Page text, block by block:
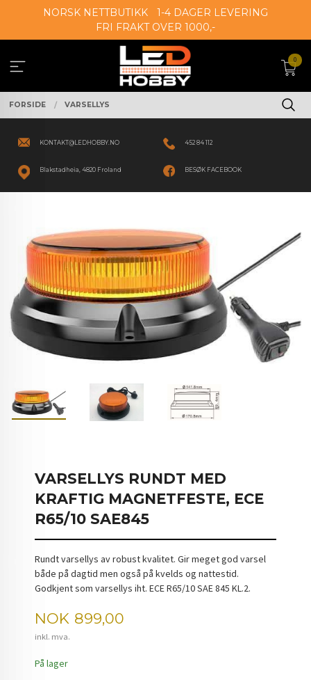
NORSK NETTBUTIKK
1-4 DAGER LEVERING
FRI FRAKT OVER 1000,-
0
FORSIDE VARSELLYS
KONTAKT@LEDHOBBY.NO 452 84 112
Blakstadheia, 4820 Froland BESØK FACEBOOK
VARSELLYS RUNDT MED
KRAFTIG MAGNETFESTE, ECE
R65/10 SAE845
Rundt varsellys av robust kvalitet. Gir meget god varsel
både på dagtid men også på kvelds og nattestid.
Godkjent som varsellys iht. ECE R65/10 SAE 845 KL.2.
Pris
NOK 899,00
inkl. mva.
På lager